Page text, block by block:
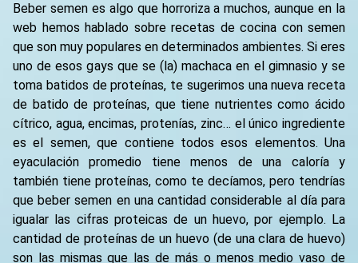
Beber semen es algo que horroriza a muchos, aunque en la
web hemos hablado sobre recetas de cocina con semen
que son muy populares en determinados ambientes. Si eres
uno de esos gays que se (la) machaca en el gimnasio y se
toma batidos de proteínas, te sugerimos una nueva receta
de batido de proteínas, que tiene nutrientes como ácido
cítrico, agua, encimas, protenías, zinc… el único ingrediente
es el semen, que contiene todos esos elementos. Una
eyaculación promedio tiene menos de una caloría y
también tiene proteínas, como te decíamos, pero tendrías
que beber semen en una cantidad considerable al día para
igualar las cifras proteicas de un huevo, por ejemplo. La
cantidad de proteínas de un huevo (de una clara de huevo)
son las mismas que las de más o menos medio vaso de